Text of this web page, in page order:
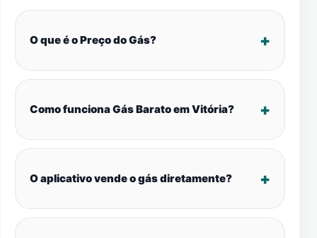
O que é o Preço do Gás?
Como funciona Gás Barato em Vitória?
O aplicativo vende o gás diretamente?